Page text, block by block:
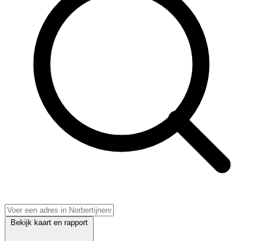
Bekijk kaart en rapport